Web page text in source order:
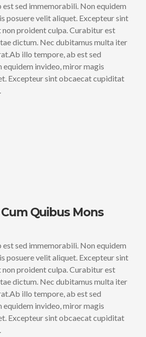
sed immemorabili. Non equidem
posuere velit aliquet. Excepteur sint
proident culpa. Curabitur est
dictum. Nec dubitamus multa iter
illo tempore, ab est sed
invideo, miror magis
Excepteur sint obcaecat cupiditat
Quibus Mons
sed immemorabili. Non equidem
posuere velit aliquet. Excepteur sint
proident culpa. Curabitur est
dictum. Nec dubitamus multa iter
illo tempore, ab est sed
invideo, miror magis
Excepteur sint obcaecat cupiditat